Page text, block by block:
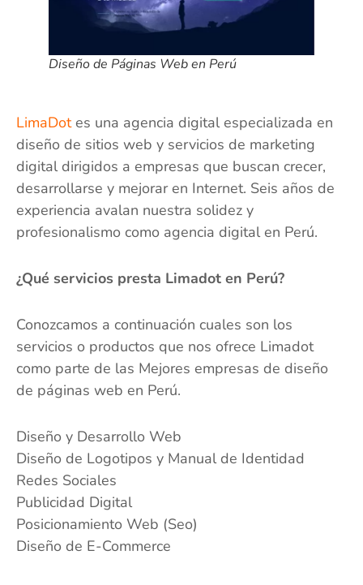
Diseño de Páginas Web en Perú
LimaDotes una agencia digital especializada en
diseño de sitios web y servicios de marketing
digital dirigidos a empresas que buscan crecer,
desarrollarse y mejorar en Internet. Seis años de
experiencia avalan nuestra solidez y
profesionalismo como agencia digital en Perú.
¿Qué servicios presta Limadot en Perú?
Conozcamos a continuación cuales son los
servicios o productos que nos ofrece Limadot
como parte de las Mejores empresas de diseño
de páginas web en Perú.
Diseño y Desarrollo Web
Diseño de Logotipos y Manual de Identidad
Redes Sociales
Publicidad Digital
Posicionamiento Web (Seo)
Diseño de E-Commerce